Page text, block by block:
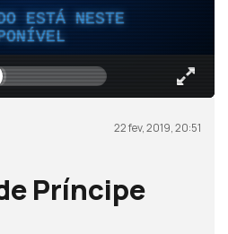
ESTÁ NESTE
22 fev, 2019, 20:51
Príncipe